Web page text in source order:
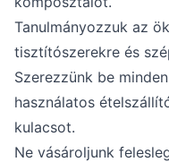
Tanulmányozzuk az
tisztítószerekre és
Szerezzünk be
használatos
kulacsot.
Ne vásároljunk